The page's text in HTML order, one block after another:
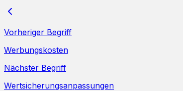
Vorheriger Begriff
Werbungskosten
Nächster Begriff
Wertsicherungsanpassungen